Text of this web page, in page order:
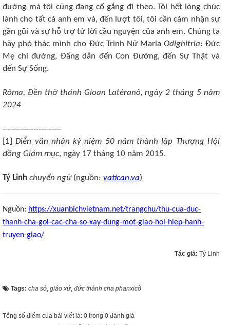
đường mà tôi cũng đang cố gắng đi theo. Tôi hết lòng chúc
lành cho tất cả anh em và, đến lượt tôi, tôi cần cảm nhận sự
gần gũi và sự hỗ trợ từ lời cầu nguyện của anh em. Chúng ta
hãy phó thác mình cho Đức Trinh Nữ Maria Odighitria: Đức
Mẹ chỉ đường, Đấng dẫn đến Con Đường, đến Sự Thật và
đến Sự Sống.
Rôma, Đền thờ thánh Gioan Latêranô, ngày 2 tháng 5 năm
2024
-----------------------
[1]Diễn văn nhân kỷ niệm 50 năm thành lập Thượng Hội
đồng Giám mục, ngày 17 tháng 10 năm 2015.
Tý Linh chuyển ngữ(nguồn: vatican.va)
Nguồn: https://xuanbichvietnam.net/trangchu/thu-cua-duc-
thanh-cha-goi-cac-cha-so-xay-dung-mot-giao-hoi-hiep-hanh-
truyen-giao/
Tác giả: Tý Linh
Tags: cha sở, giáo xứ, đức thánh cha phanxicô
Tổng số điểm của bài viết là: 0 trong 0 đánh giá